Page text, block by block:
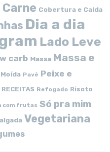
Carne Cobertura e Calda
Dia a dia
Lado Leve
carb Massa Massa e
Moída Pavê Peixe e
RECEITAS Refogado Risoto
com frutas Só pra mim
Vegetariana